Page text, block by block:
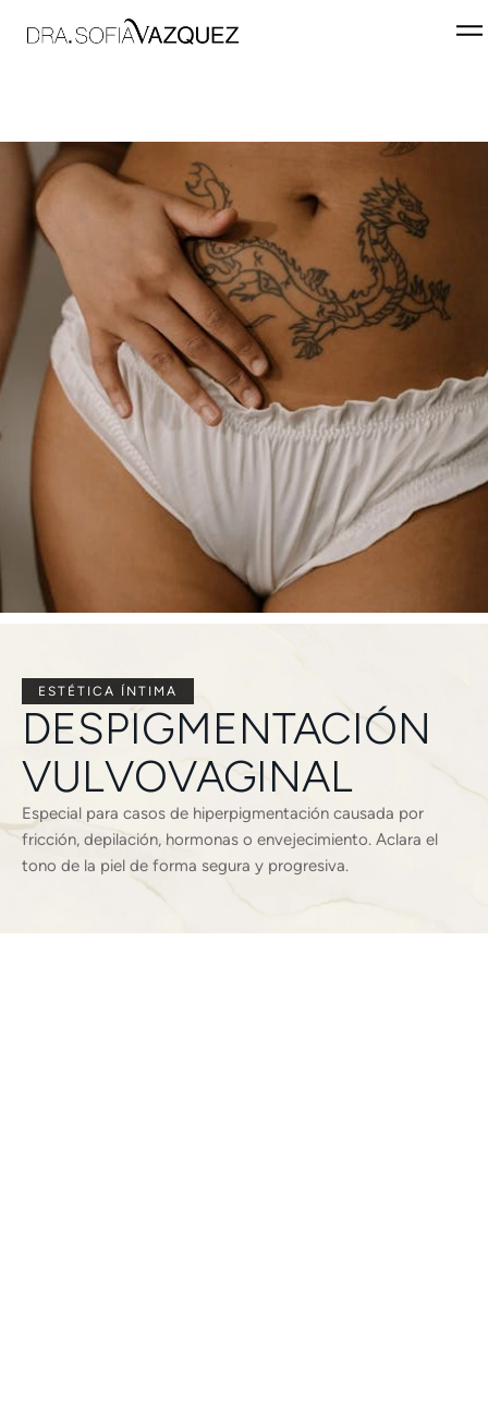
ESTÉTICA ÍNTIMA
DESPIGMENTACIÓN
VULVOVAGINAL
Especial para casos de hiperpigmentación causada por
fricción, depilación, hormonas o envejecimiento. Aclara el
tono de la piel de forma segura y progresiva.